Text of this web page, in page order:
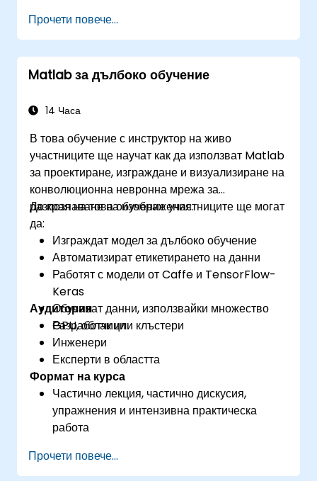
Визуализиране на данни от вектори и
матрици
Работа с файлове с данни
Работа с типове данни
Писане на програми с логика и контрол на
Писане на функции
Прочети повече...
Matlab за дълбоко обучение
14 Часа
В това обучение с инструктор на живо
участниците ще научат как да използват Matlab
за проектиране, изграждане и визуализиране на
конволюционна невронна мрежа за
разпознаване на изображения.
До края на това обучение участниците ще могат
да:
Изграждат модел за дълбоко обучение
Автоматизират етикетирането на данни
Работят с модели от Caffe и TensorFlow-
Keras
Обучават данни, използвайки множество
GPU, облак или клъстери
Аудитория
Разработчици
Инженери
Експерти в областта
Формат на курса
Частично лекция, частично дискусия,
упражнения и интензивна практическа
работа
Прочети повече...